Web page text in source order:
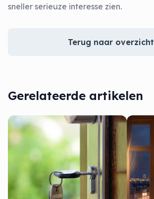
sneller serieuze interesse zien.
Terug naar overzicht
Gerelateerde artikelen